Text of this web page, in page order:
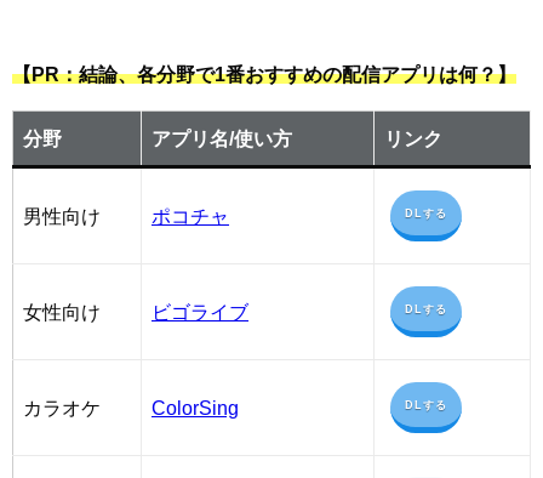
【PR：結論、各分野で1番おすすめの配信アプリは何？】
分野 アプリ名/使い方 リンク
男性向け ポコチャ DLする
女性向け ビゴライブ DLする
カラオケ ColorSing DLする